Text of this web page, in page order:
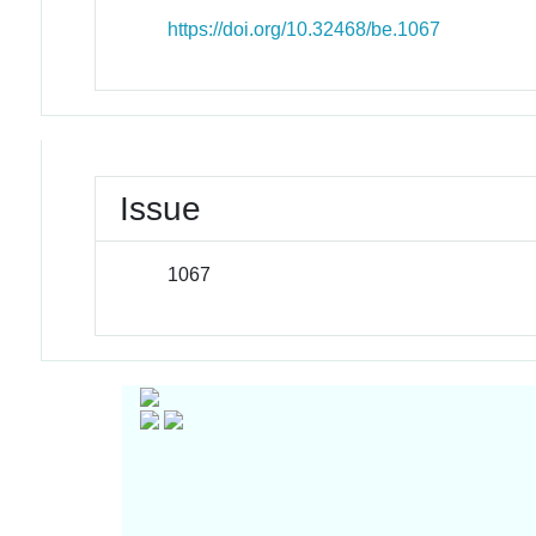
https://doi.org/10.32468/be.1067
Issue
1067